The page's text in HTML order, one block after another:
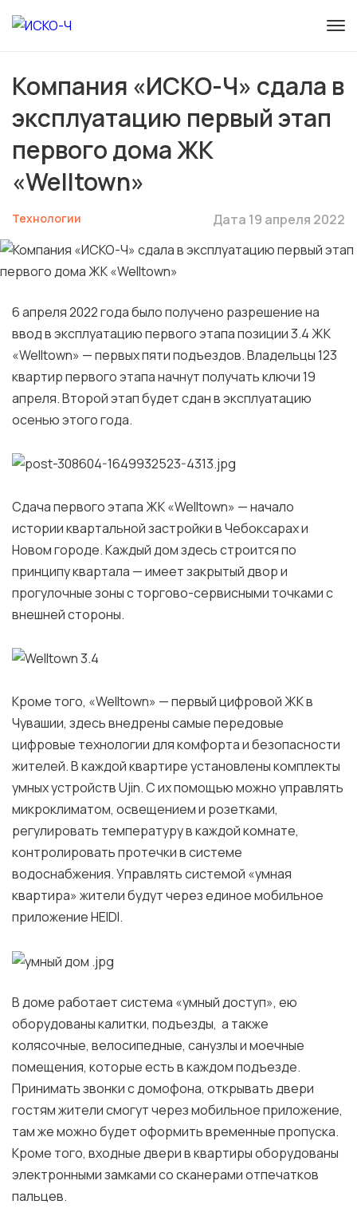
Компания «ИСКО-Ч» сдала в
эксплуатацию первый этап
первого дома ЖК
«Welltown»
Технологии Дата 19 апреля 2022
6 апреля 2022 года было получено разрешение на
ввод в эксплуатацию первого этапа позиции 3.4 ЖК
«Welltown» — первых пяти подъездов. Владельцы 123
квартир первого этапа начнут получать ключи 19
апреля. Второй этап будет сдан в эксплуатацию
осенью этого года.
Сдача первого этапа ЖК «Welltown» — начало
истории квартальной застройки в Чебоксарах и
Новом городе. Каждый дом здесь строится по
принципу квартала — имеет закрытый двор и
прогулочные зоны с торгово-сервисными точками с
внешней стороны.
Кроме того, «Welltown» — первый цифровой ЖК в
Чувашии, здесь внедрены самые передовые
цифровые технологии для комфорта и безопасности
жителей. В каждой квартире установлены комплекты
умных устройств Ujin. С их помощью можно управлять
микроклиматом, освещением и розетками,
регулировать температуру в каждой комнате,
контролировать протечки в системе
водоснабжения. Управлять системой «умная
квартира» жители будут через единое мобильное
приложение HEIDI.
В доме работает система «умный доступ», ею
оборудованы калитки, подъезды, а также
колясочные, велосипедные, санузлы и моечные
помещения, которые есть в каждом подъезде.
Принимать звонки с домофона, открывать двери
гостям жители смогут через мобильное приложение,
там же можно будет оформить временные пропуска.
Кроме того, входные двери в квартиры оборудованы
электронными замками со сканерами отпечатков
пальцев.